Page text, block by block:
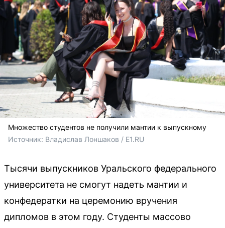
Множество студентов не получили мантии к выпускному
Источник: Владислав Лоншаков / E1.RU
Тысячи выпускников Уральского федерального
университета не смогут надеть мантии и
конфедератки на церемонию вручения
дипломов в этом году. Студенты массово